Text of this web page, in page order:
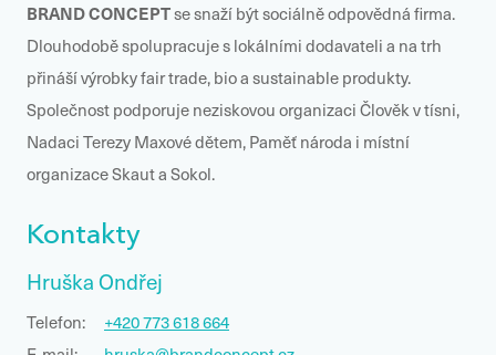
BRAND CONCEPTse snaží být sociálně odpovědná firma.
Dlouhodobě spolupracuje s lokálními dodavateli a na trh
přináší výrobky fair trade, bio a sustainable produkty.
Společnost podporuje neziskovou organizaci Člověk v tísni,
Nadaci Terezy Maxové dětem, Paměť národa i místní
organizace Skaut a Sokol.
Kontakty
Hruška Ondřej
Telefon:
+420 773 618 664